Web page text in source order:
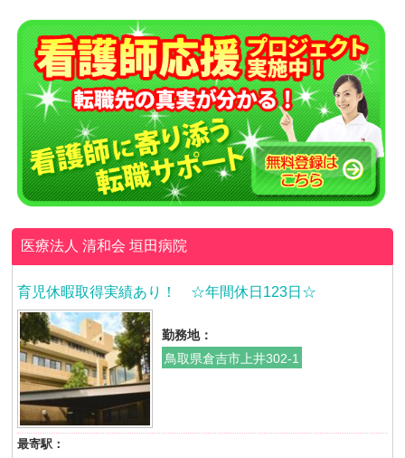
医療法人 清和会垣田病院
育児休暇取得実績あり！ ☆年間休日123日☆
勤務地：
鳥取県倉吉市上井302-1
最寄駅：